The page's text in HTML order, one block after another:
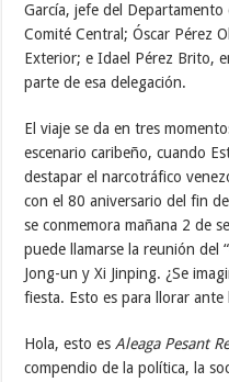
García, jefe del Departamento
Comité Central; Óscar Pérez
Exterior; e Idael Pérez Brito,
parte de esa delegación.
El viaje se da en tres
escenario caribeño, cuando
destapar el narcotráfico
con el 80 aniversario del fin
se conmemora mañana 2 de
puede llamarse la reunión del
Jong-un y Xi Jinping. ¿Se
fiesta. Esto es para llorar ante
Hola, esto esAleaga Pesant
compendio de la política, la